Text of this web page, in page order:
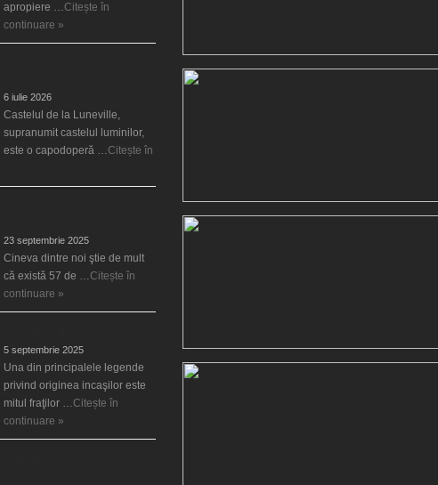
apropiere …Citește în
continuare »
6 iulie 2026
Castelul de la Luneville,
supranumit castelul luminilor,
este o capodoperă …Citește în
23 septembrie 2025
Cineva dintre noi ştie de mult
că există 57 de …Citește în
continuare »
5 septembrie 2025
Una din principalele legende
privind originea incaşilor este
mitul fraţilor …Citește în
continuare »